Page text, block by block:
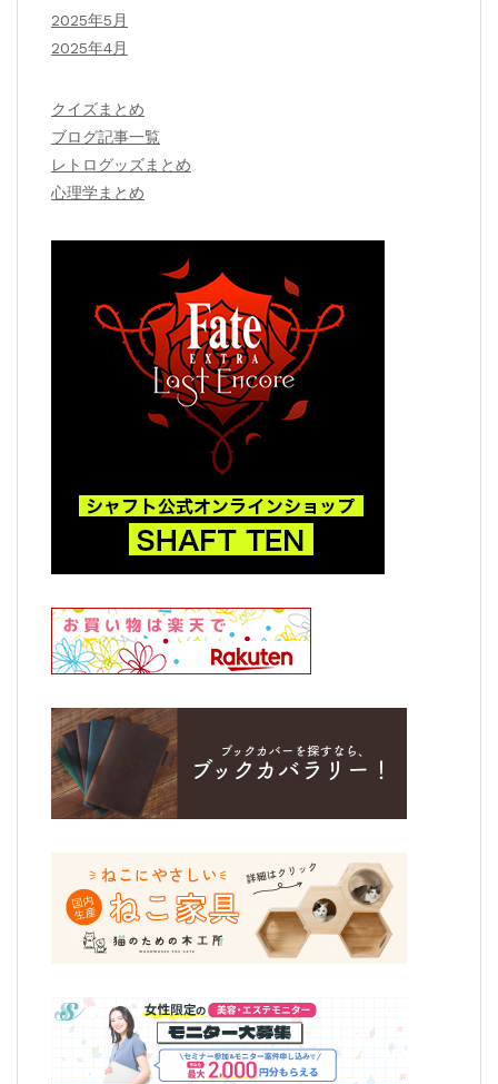
2025年5月
2025年4月
クイズまとめ
ブログ記事一覧
レトログッズまとめ
心理学まとめ